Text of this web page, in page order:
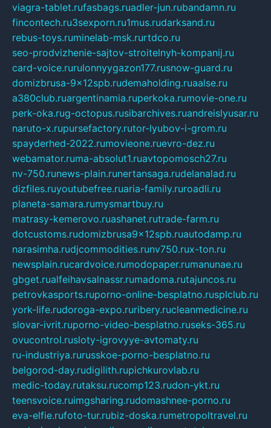
viagra-tablet.rufasbags.ruadler-jun.rubandamn.ru
fincontech.ru3sexporn.ru1mus.rudarksand.ru
rebus-toys.ruminelab-msk.rurtdco.ru
seo-prodvizhenie-sajtov-stroitelnyh-kompanij.ru
card-voice.rurulonnyygazon177.rusnow-guard.ru
domizbrusa-9x12spb.rudemaholding.ruaalse.ru
a380club.ruargentinamia.ruperkoka.rumovie-one.ru
perk-oka.rug-octopus.rusibarchives.ruandreislyusar.ru
naruto-x.rupursefactory.rutor-lyubov-i-grom.ru
spayderhed-2022.rumovieone.ruevro-dez.ru
webamator.ruma-absolut1.ruavtopomosch27.ru
nv-750.runews-plain.runertansaga.rudelanalad.ru
dizfiles.ruyoutubefree.ruaria-family.ruroadli.ru
planeta-samara.rumysmartbuy.ru
matrasy-kemerovo.ruashanet.rutrade-farm.ru
dotcustoms.rudomizbrusa9x12spb.ruautodamp.ru
narasimha.rudjcommodities.runv750.rux-ton.ru
newsplain.rucardvoice.rumodopaper.rumanunae.ru
gbget.rualfeihavsalnassr.rumadoma.rutajuncos.ru
petrovkasports.ruporno-online-besplatno.rusplclub.ru
york-life.rudoroga-expo.ruribery.rucleanmedicine.ru
slovar-ivrit.ruporno-video-besplatno.ruseks-365.ru
ovucontrol.rusloty-igrovyye-avtomaty.ru
ru-industriya.rurusskoe-porno-besplatno.ru
belgorod-day.rudigilith.rupichkurovlab.ru
medic-today.rutaksu.rucomp123.rudon-ykt.ru
teensvoice.ruimgsharing.rudomashnee-porno.ru
eva-elfie.rufoto-tur.rubiz-doska.rumetropoltravel.ru